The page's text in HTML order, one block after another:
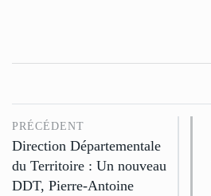
PRÉCÉDENT
Direction Départementale
du Territoire : Un nouveau
DDT, Pierre-Antoine